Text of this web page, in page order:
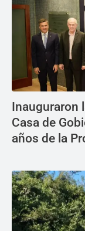
Inauguraron
Casa de
años de la